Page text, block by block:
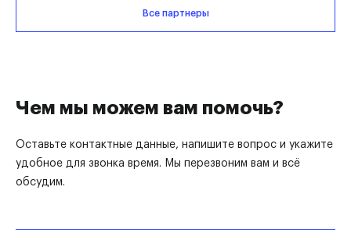
Все партнеры
Чем мы можем вам помочь?
Оставьте контактные данные, напишите вопрос и укажите
удобное для звонка время. Мы перезвоним вам и всё
обсудим.